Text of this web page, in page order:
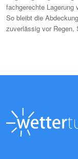
fachgerechte Lagerung
So bleibt die
zuverlässig vor Regen,